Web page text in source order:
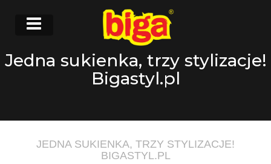
Jedna sukienka, trzy stylizacje!
Bigastyl.pl
JEDNA SUKIENKA, TRZY STYLIZACJE!
BIGASTYL.PL